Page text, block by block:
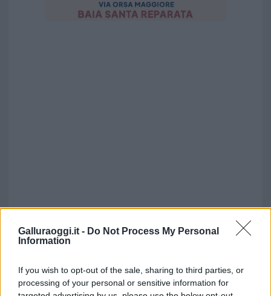
Galluraoggi.it - Do Not Process My Personal
Information
If you wish to opt-out of the sale, sharing to third parties, or
processing of your personal or sensitive information for